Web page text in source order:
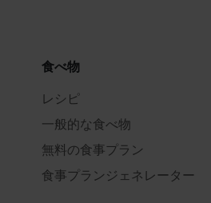
食べ物
レシピ
一般的な食べ物
無料の食事プラン
食事プランジェネレーター